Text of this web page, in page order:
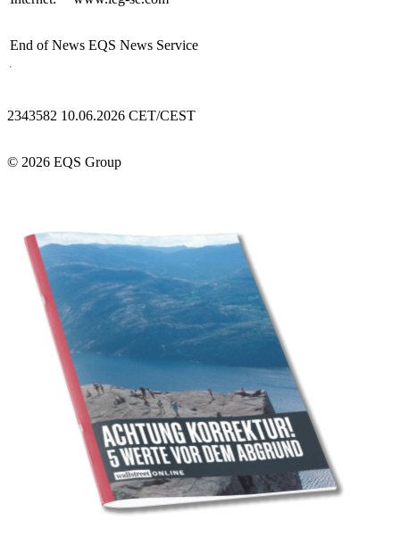
End of News EQS News Service
2343582 10.06.2026 CET/CEST
© 2026 EQS Group